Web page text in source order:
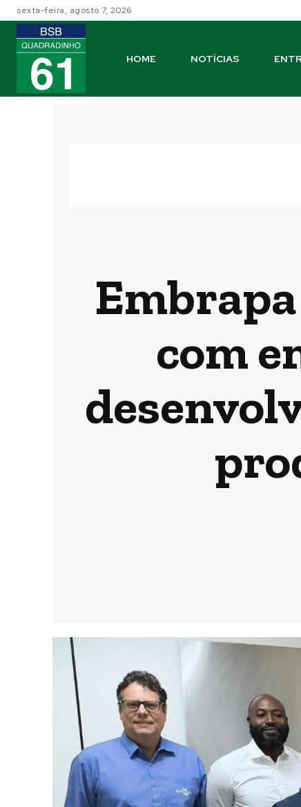
sexta-feira, agosto 7, 2026
HOME NOTÍCIAS
com